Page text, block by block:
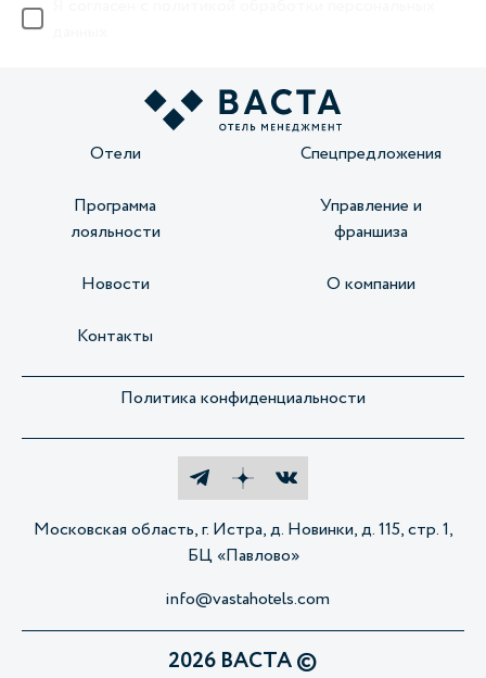
Отели Спецпредложения
Программа
лояльности
Управление и
франшиза
Новости О компании
Контакты
Политика конфиденциальности
Московская область, г. Истра, д. Новинки, д. 115, стр. 1,
БЦ «Павлово»
info@vastahotels.com
2026 ВАСТА ©